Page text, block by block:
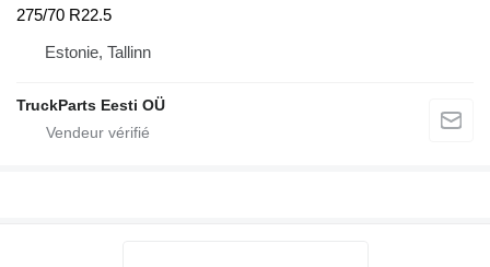
275/70 R22.5
Estonie, Tallinn
TruckParts Eesti OÜ